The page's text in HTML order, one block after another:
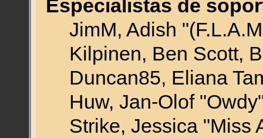
Especialistas de
JimM, Adish
Kilpinen, Ben Scott,
Duncan85, Eliana
Huw, Jan-Olof
Strike, Jessica "Miss